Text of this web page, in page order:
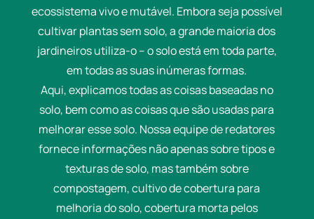
ecossistema vivo e mutável. Embora seja possível
cultivar plantas sem solo, a grande maioria dos
jardineiros utiliza-o – o solo está em toda parte,
em todas as suas inúmeras formas.
Aqui, explicamos todas as coisas baseadas no
solo, bem como as coisas que são usadas para
melhorar esse solo. Nossa equipe de redatores
fornece informações não apenas sobre tipos e
texturas de solo, mas também sobre
compostagem, cultivo de cobertura para
melhoria do solo, cobertura morta pelos